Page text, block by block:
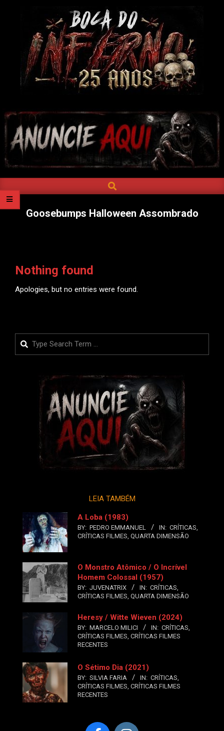
DO
INFERNO
Navigation
Menu
SEARCH
Goosebumps Halloween Assombrado
Nothing found
Apologies, but no entries were found.
Search
LEIA TAMBÉM
A Loba (1983)
BY: PEDRO EMMANUEL IN: CRÍTICAS,
CRÍTICAS FILMES, QUARTA DIMENSÃO
O Monstro Atômico / O Incrível
Homem Colossal (1957)
BY: JUVENATRIX IN: CRÍTICAS,
CRÍTICAS FILMES, QUARTA DIMENSÃO
Heresy / Witte Wieven (2024)
BY: MARCELO MILICI IN: CRÍTICAS,
CRÍTICAS FILMES, CRÍTICAS FILMES
RECENTES
O Sétimo Dia (2021)
BY: SILVIA FARIA IN: CRÍTICAS,
CRÍTICAS FILMES, CRÍTICAS FILMES
RECENTES